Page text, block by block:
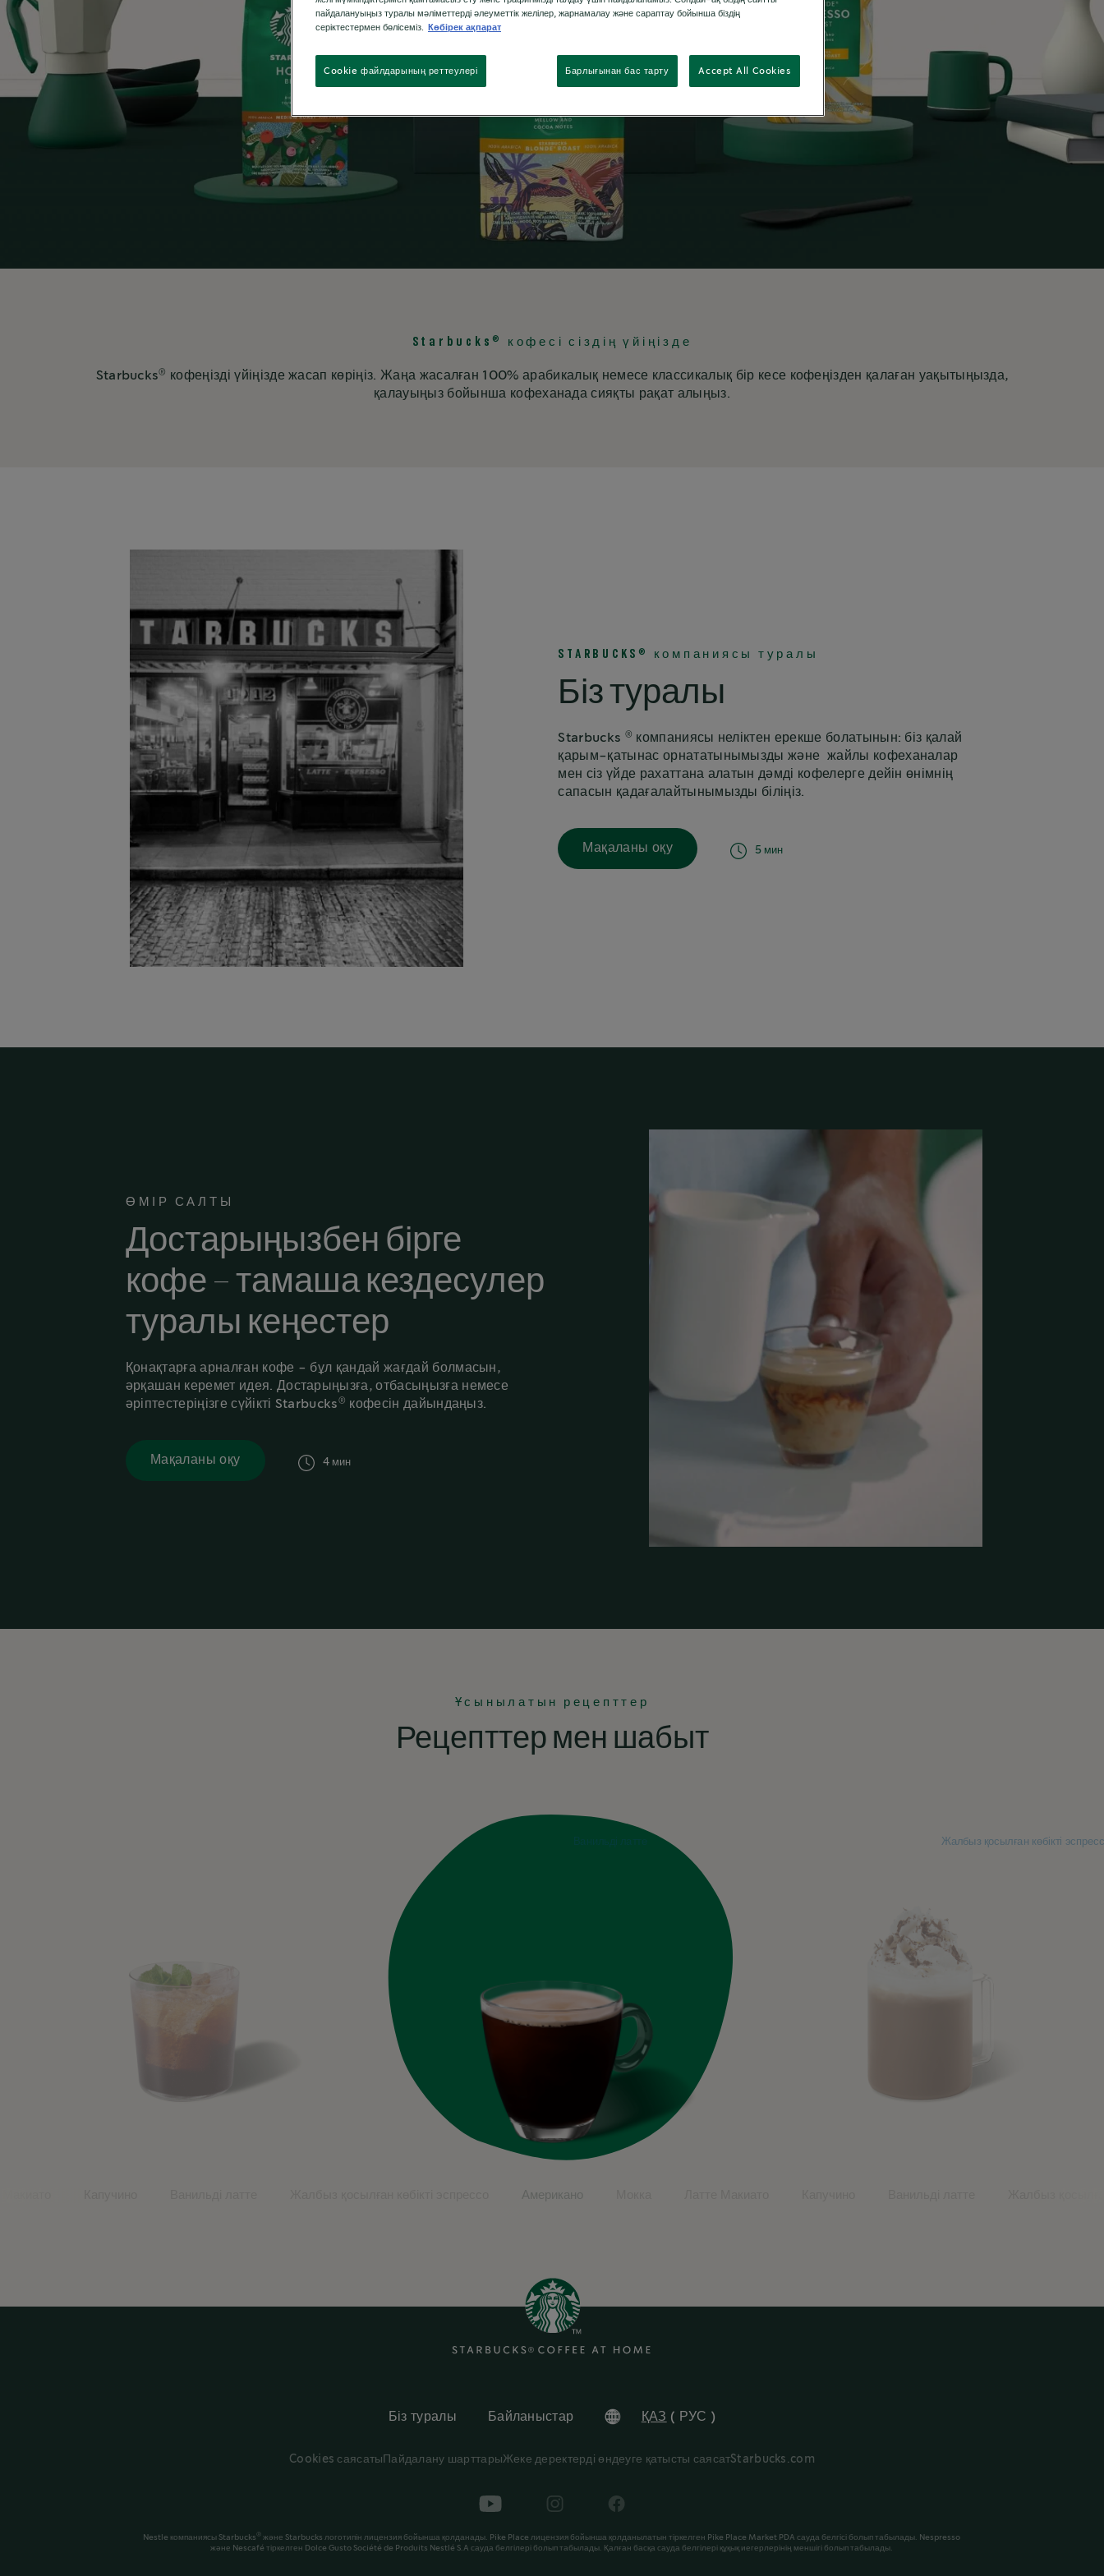
Starbucks ® кофесі сіздің үйіңізде
Starbucks®
кофеңізді үйіңізде жасап көріңіз. Жаңа жасалған 100% арабикалық немесе классикалық бір кесе кофеңізден қалаған уақытыңызда,
қалауыңыз бойынша кофеханада сияқты рақат алыңыз.
STARBUCKS ® компаниясы туралы
Біз туралы
Starbucks ® компаниясы неліктен ерекше болатынын: біз қалай
қарым-қатынас орнататынымызды және жайлы кофеханалар
мен сіз үйде рахаттана алатын дәмді кофелерге дейін өнімнің
сапасын қадағалайтынымызды біліңіз.
Мақаланы оқу israelText
5 мин
ӨМІР САЛТЫ
Достарыңызбен бірге
кофе - тамаша кездесулер
туралы кеңестер
Қонақтарға арналған кофе - бұл қандай жағдай болмасын,
әрқашан керемет идея. Достарыңызға, отбасыңызға немесе
әріптестеріңізге сүйікті Starbucks ® кофесін дайындаңыз.
Мақаланы оқу israelText
4 мин
Ұсынылатын рецепттер
Рецепттер мен шабыт
Previous
Американо
Біз туралы Байланыстар ҚАЗ ( РУС )
Cookies саясаты Пайдалану шарттарыЖеке деректерді өндеуге қатысты саясатStarbucks.com
Nestle компаниясы Starbucks
және Starbucks логотипін лицензия бойынша қолданады. Pike Place лицензия бойынша қолданылатын тіркелген Pike Place Market PDA сауда белгісі болып табылады. Nespresso
және Nescafé тіркелген Dolce Gusto Société de Produits Nestlé S.A сауда белгілері болып табылады. Қалған басқа сауда белгілері құқық иегерлерінің меншігі болып табылады.
пайдалануыңыз туралы мәліметтерді әлеуметтік желілер, жарнамалау және сараптау бойынша біздің
серіктестермен бөлісеміз.
Көбірек ақпарат
Барлығынан бас тарту Accept All Cookies
Cookie файлдарының реттеулері